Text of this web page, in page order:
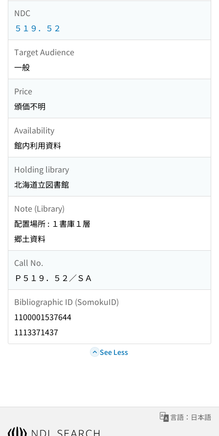
NDC
５１９．５２
Target Audience
一般
Price
頒価不明
Availability
館内利用資料
Holding library
北海道立図書館
Note (Library)
配置場所 : １書庫１層
郷土資料
Call No.
Ｐ５１９．５２／ＳＡ
Bibliographic ID (SomokuID)
1100001537644
1113371437
See Less
言語：日本語